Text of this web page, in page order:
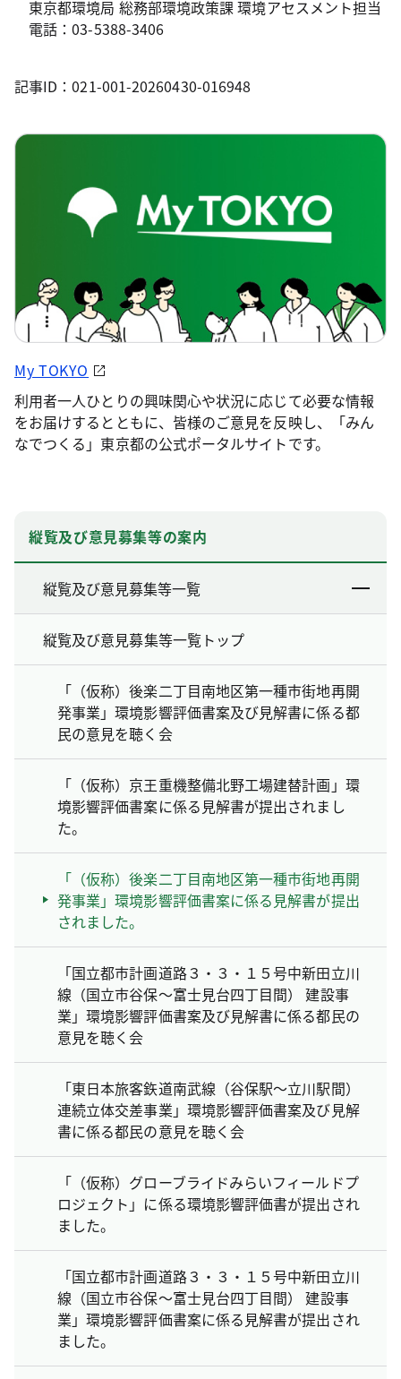
東京都環境局 総務部環境政策課 環境アセスメント担当
電話：03-5388-3406
記事ID：021-001-20260430-016948
My TOKYO
利用者一人ひとりの興味関心や状況に応じて必要な情報
をお届けするとともに、皆様のご意見を反映し、「みん
なでつくる」東京都の公式ポータルサイトです。
縦覧及び意見募集等の案内
縦覧及び意見募集等一覧
縦覧及び意見募集等一覧トップ
「（仮称）後楽二丁目南地区第一種市街地再開
発事業」環境影響評価書案及び見解書に係る都
民の意見を聴く会
「（仮称）京王重機整備北野工場建替計画」環
境影響評価書案に係る見解書が提出されまし
た。
「（仮称）後楽二丁目南地区第一種市街地再開
発事業」環境影響評価書案に係る見解書が提出
されました。
「国立都市計画道路３・３・１５号中新田立川
線（国立市谷保～富士見台四丁目間） 建設事
業」環境影響評価書案及び見解書に係る都民の
意見を聴く会
「東日本旅客鉃道南武線（谷保駅～立川駅間）
連続立体交差事業」環境影響評価書案及び見解
書に係る都民の意見を聴く会
「（仮称）グローブライドみらいフィールドプ
ロジェクト」に係る環境影響評価書が提出され
ました。
「国立都市計画道路３・３・１５号中新田立川
線（国立市谷保～富士見台四丁目間） 建設事
業」環境影響評価書案に係る見解書が提出され
ました。